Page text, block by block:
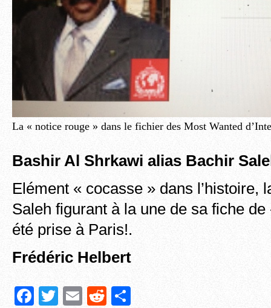
La « notice rouge » dans le fichier des Most Wanted
Bashir Al Shrkawi alias Bachir
Elément « cocasse » dans l’histoire,
Saleh figurant à la une de sa fiche
été prise à Paris!.
Frédéric Helbert
F
T
E
R